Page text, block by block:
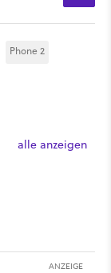
Phone 2
alle anzeigen
ANZEIGE